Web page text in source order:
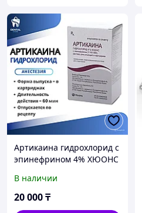
Артикаина гидрохлорид с
эпинефрином 4% ХЮОНС
В наличии
20 000₸